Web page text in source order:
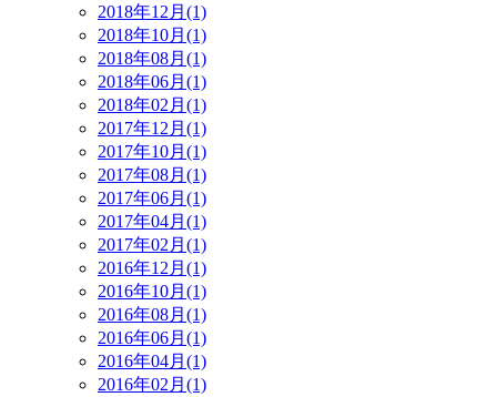
2018年12月(1)
2018年10月(1)
2018年08月(1)
2018年06月(1)
2018年02月(1)
2017年12月(1)
2017年10月(1)
2017年08月(1)
2017年06月(1)
2017年04月(1)
2017年02月(1)
2016年12月(1)
2016年10月(1)
2016年08月(1)
2016年06月(1)
2016年04月(1)
2016年02月(1)